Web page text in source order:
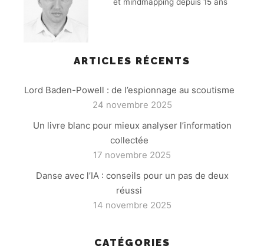
ARTICLES RÉCENTS
Lord Baden-Powell : de l’espionnage au scoutisme
24 novembre 2025
Un livre blanc pour mieux analyser l’information
collectée
17 novembre 2025
Danse avec l’IA : conseils pour un pas de deux
réussi
14 novembre 2025
CATÉGORIES